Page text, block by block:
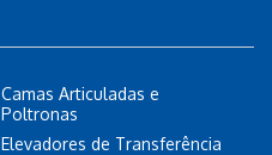
Camas Articuladas e
Poltronas
Elevadores de Transferência